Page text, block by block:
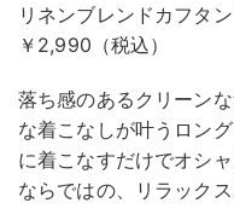
リネンブレンドカフタ
￥2,990（税込）
落ち感のあるクリーン
な着こなしが叶うロン
に着こなすだけでオシ
ならではの、リラックス